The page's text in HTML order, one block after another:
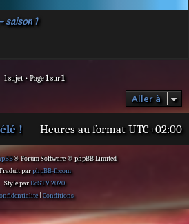
saison 1
1 sujet • Page1sur1
Aller à
! Heures au format UTC+02:00
® Forum Software © phpBB Limited
parphpBB-fr.com
Style parDdSTV 2020
|Conditions